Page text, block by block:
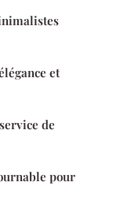
et
de
pour